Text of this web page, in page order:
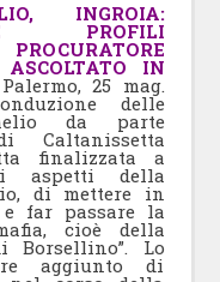
INGROIA:
PROFILI
IN
Palermo, 25 mag.
delle
da parte
Caltanissetta
finalizzata a
aspetti della
di mettere in
far passare la
cioè della
Borsellino”. Lo
aggiunto di